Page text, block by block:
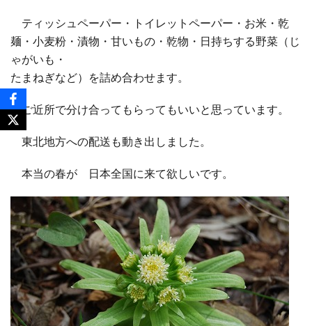
ティッシュペーパー・トイレットペーパー・お米・乾
麺・小麦粉・漬物・甘いもの・乾物・日持ちする野菜（じ
ゃがいも・
たまねぎなど）を詰め合わせます。
ご近所で分け合ってもらってもいいと思っています。
東北地方への配送も動き出しました。
本当の春が 日本全国に来て欲しいです。